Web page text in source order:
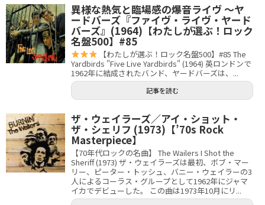
異様な熱気と臨場感の爆音ライヴ 〜ヤ
ードバーズ『ファイヴ・ライヴ・ヤード
バーズ』(1964)【わたしが選ぶ！ロック
名盤500】#85
【わたしが選ぶ！ロック名盤500】#85 The
Yardbirds "Five Live Yardbirds" (1964) 英ロンドンで
1962年に結成されたバンド、ヤードバーズは、...
記事を読む
ザ・ウェイラーズ／アイ・ショット・
ザ・シェリフ (1973)【’70s Rock
Masterpiece】
【70年代ロックの名曲】 The Wailers I Shot the
Sheriff (1973) ザ・ウェイラーズは最初、ボブ・マー
リー、ピーター・トッシュ、バニー・ウェイラーの3
人によるコーラス・グループとして1962年にジャマ
イカでデビューした。 この曲は1973年10月にリ...